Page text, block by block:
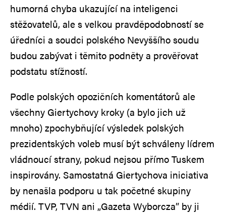
humorná chyba ukazující na inteligenci
stěžovatelů, ale s velkou pravděpodobností se
úředníci a soudci polského Nevyššího soudu
budou zabývat i těmito podněty a prověřovat
podstatu stížností.
Podle polských opozičních komentátorů ale
všechny Giertychovy kroky (a bylo jich už
mnoho) zpochybňující výsledek polských
prezidentských voleb musí být schváleny lídrem
vládnoucí strany, pokud nejsou přímo Tuskem
inspirovány. Samostatná Giertychova iniciativa
by nenašla podporu u tak početné skupiny
médií. TVP, TVN ani „Gazeta Wyborcza” by ji